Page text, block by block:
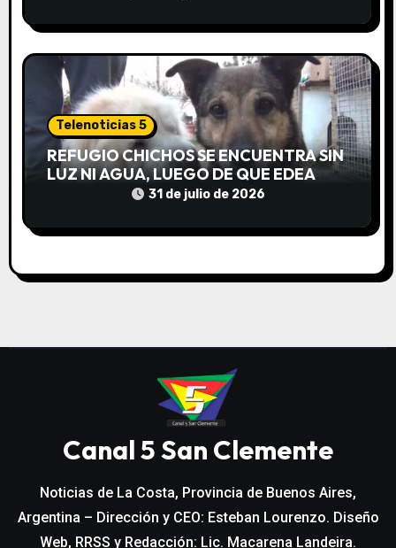
Telenoticias 5
REFUGIO CHICHOS SE ENCUENTRA SIN
LUZ NI AGUA, LUEGO DE QUE EDEA
CORTARA EL SUMINISTRO SIN AVISO
31 de julio de 2026
Canal 5 San Clemente
Noticias de La Costa, Provincia de Buenos Aires,
Argentina – Dirección y CEO: Esteban Lourenzo. Diseño
Web, RRSS y Redacción: Lic. Macarena Landeira.